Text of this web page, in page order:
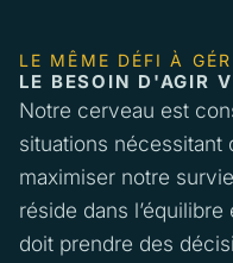
LE MÊME DÉFI À
LE BESOIN D'AGIR
Notre cerveau est
situations nécessitant
maximiser notre
réside dans
doit prendre des